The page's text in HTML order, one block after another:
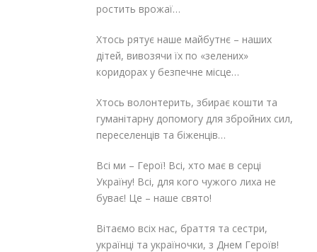
ростить врожаї…
Хтось рятує наше майбутнє – наших
дітей, вивозячи їх по «зелених»
коридорах у безпечне місце…
Хтось волонтерить, збирає кошти та
гуманітарну допомогу для збройних сил,
переселенців та біженців…
Всі ми – Герої! Всі, хто має в серці
Україну! Всі, для кого чужого лиха не
буває! Це – наше свято!
Вітаємо всіх нас, браття та сестри,
українці та україночки, з Днем Героїв!